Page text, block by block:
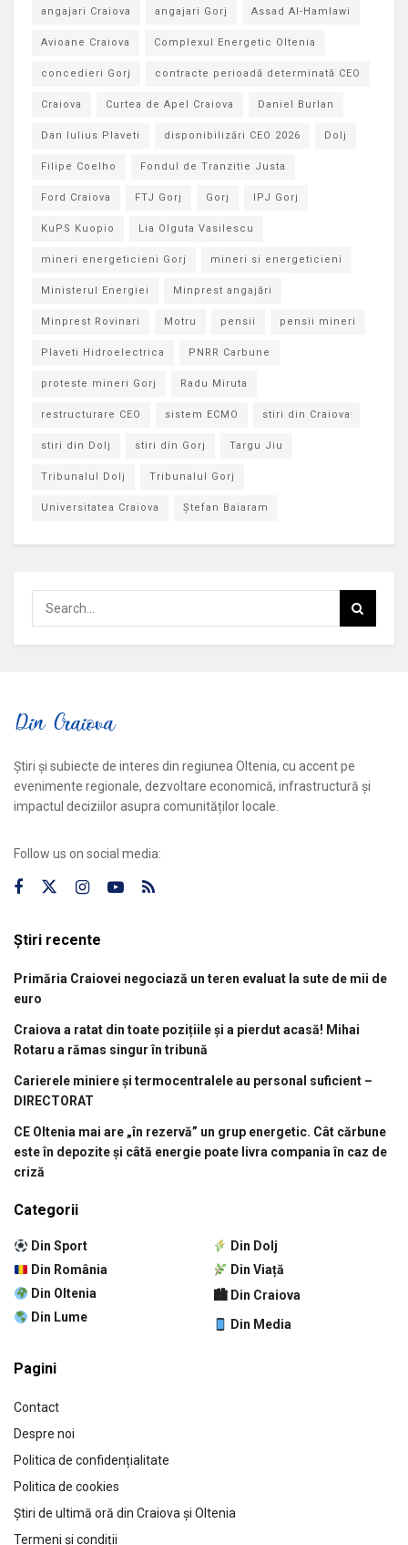
angajari Craiova angajari Gorj Assad Al-Hamlawi
Avioane Craiova Complexul Energetic Oltenia
concedieri Gorj contracte perioadă determinată CEO
Craiova Curtea de Apel Craiova Daniel Burlan
Dan Iulius Plaveti disponibilizări CEO 2026 Dolj
Filipe Coelho Fondul de Tranzitie Justa
Ford Craiova FTJ Gorj Gorj IPJ Gorj
KuPS Kuopio Lia Olguta Vasilescu
mineri energeticieni Gorj mineri si energeticieni
Ministerul Energiei Minprest angajări
Minprest Rovinari Motru pensii pensii mineri
Plaveti Hidroelectrica PNRR Carbune
proteste mineri Gorj Radu Miruta
restructurare CEO sistem ECMO stiri din Craiova
stiri din Dolj stiri din Gorj Targu Jiu
Tribunalul Dolj Tribunalul Gorj
Universitatea Craiova Ștefan Baiaram
Știri și subiecte de interes din regiunea Oltenia, cu accent pe
evenimente regionale, dezvoltare economică, infrastructură și
impactul deciziilor asupra comunităților locale.
Follow us on social media:
Știri recente
Primăria Craiovei negociază un teren evaluat la sute de mii de
euro
Craiova a ratat din toate pozițiile și a pierdut acasă! Mihai
Rotaru a rămas singur în tribună
Carierele miniere și termocentralele au personal suficient –
DIRECTORAT
CE Oltenia mai are „în rezervă” un grup energetic. Cât cărbune
este în depozite și câtă energie poate livra compania în caz de
criză
Categorii
Din Sport
Din România
Din Oltenia
Din Lume
Din Dolj
Din Viață
🏙 Din Craiova
Din Media
Pagini
Contact
Despre noi
Politica de confidențialitate
Politica de cookies
Știri de ultimă oră din Craiova și Oltenia
Termeni și condiții